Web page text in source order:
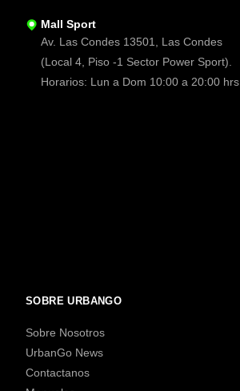
Mall Sport
Av. Las Condes 13501, Las Condes
(Local 4, Piso -1 Sector Power Sport).
Horarios: Lun a Dom 10:00 a 20:00 hrs.
SOBRE URBANGO
Sobre Nosotros
UrbanGo News
Contactanos